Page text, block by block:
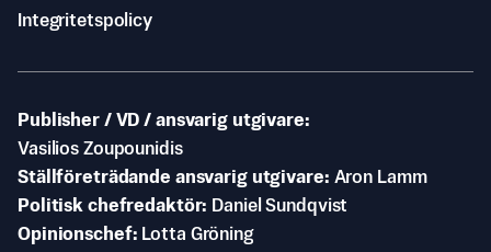
Integritetspolicy
Publisher / VD / ansvarig utgivare
Vasilios Zoupounidis
Ställföreträdande ansvarig utgivare Aron Lamm
Politisk chefredaktör
Daniel Sundqvist
Opinionschef
Lotta Gröning